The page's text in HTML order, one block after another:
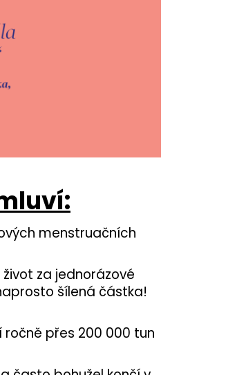
menstruačních
život za jednorázové
šílená částka!
přes 200 000 tun